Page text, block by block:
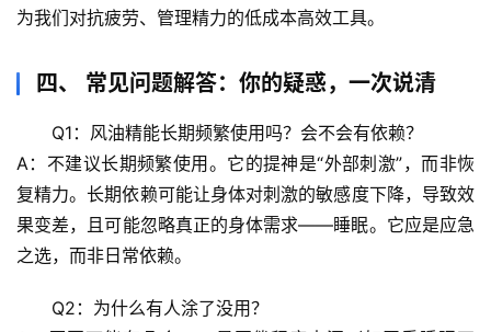
前
驿
站
辟
真
为我们对抗疲劳、管理精力的低成本高效工具。
四、 常见问题解答：你的疑惑，一次说清
Q1：风油精能长期频繁使用吗？会不会有依赖？
A： 不建议长期频繁使用 。它的提神是“外部刺激”，而非恢
复精力。长期依赖可能让身体对刺激的敏感度下降，导致效
果变差，且可能忽略真正的身体需求——睡眠。它应是应急
之选，而非日常依赖。
Q2：为什么有人涂了没用？